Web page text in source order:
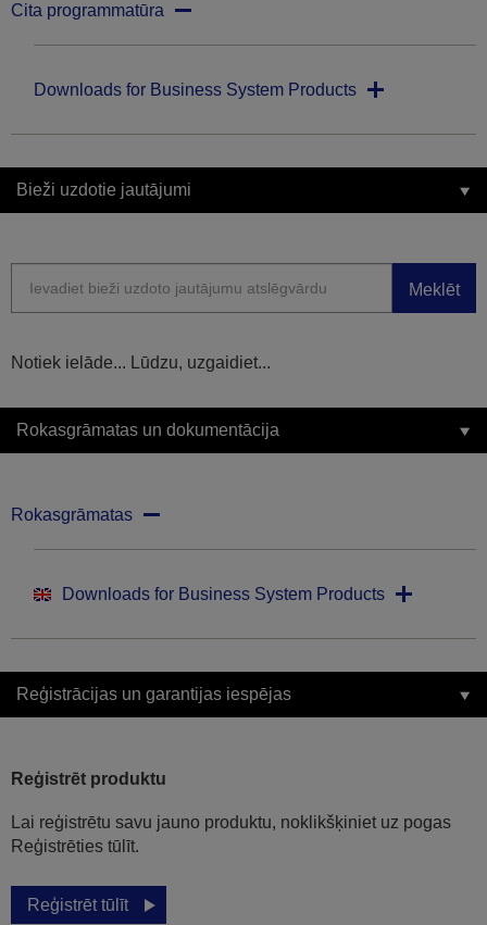
Cita programmatūra
Downloads for Business System Products
Bieži uzdotie jautājumi
Meklēt
Notiek ielāde... Lūdzu, uzgaidiet...
Rokasgrāmatas un dokumentācija
Rokasgrāmatas
Downloads for Business System Products
Reģistrācijas un garantijas iespējas
Reģistrēt produktu
Lai reģistrētu savu jauno produktu, noklikšķiniet uz pogas
Reģistrēties tūlīt.
Reģistrēt tūlīt